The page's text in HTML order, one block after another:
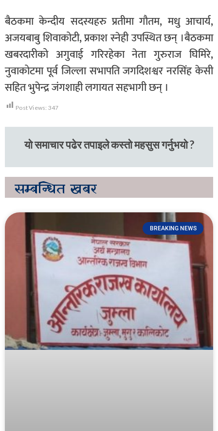
बैठकमा केन्दीय सदस्यहरु प्रतीमा गौतम, मधु आचार्य,
अजयबाबु शिवाकोटी, प्रकाश स्नेही उपस्थित छन् ।बैठकमा
खबरदारीको अगुवाई गरिरहेका नेता गुरुराज घिमिरे,
नुवाकोटमा पूर्व जिल्ला सभापति जगदिशश्वर नरसिंह केसी
सहित भुपेन्द्र जंगशाही लगायत सहभागी छन् ।
Post Views: 347
यो समाचार पढेर तपाइले कस्तो महसुस गर्नुभयो ?
सम्बन्धित खबर
BREAKING NEWS